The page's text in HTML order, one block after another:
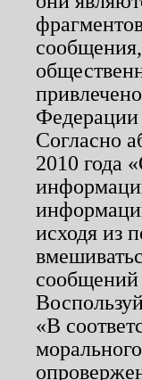
Федерации
Согласно
2010 года
исходя из
сообщений
«В